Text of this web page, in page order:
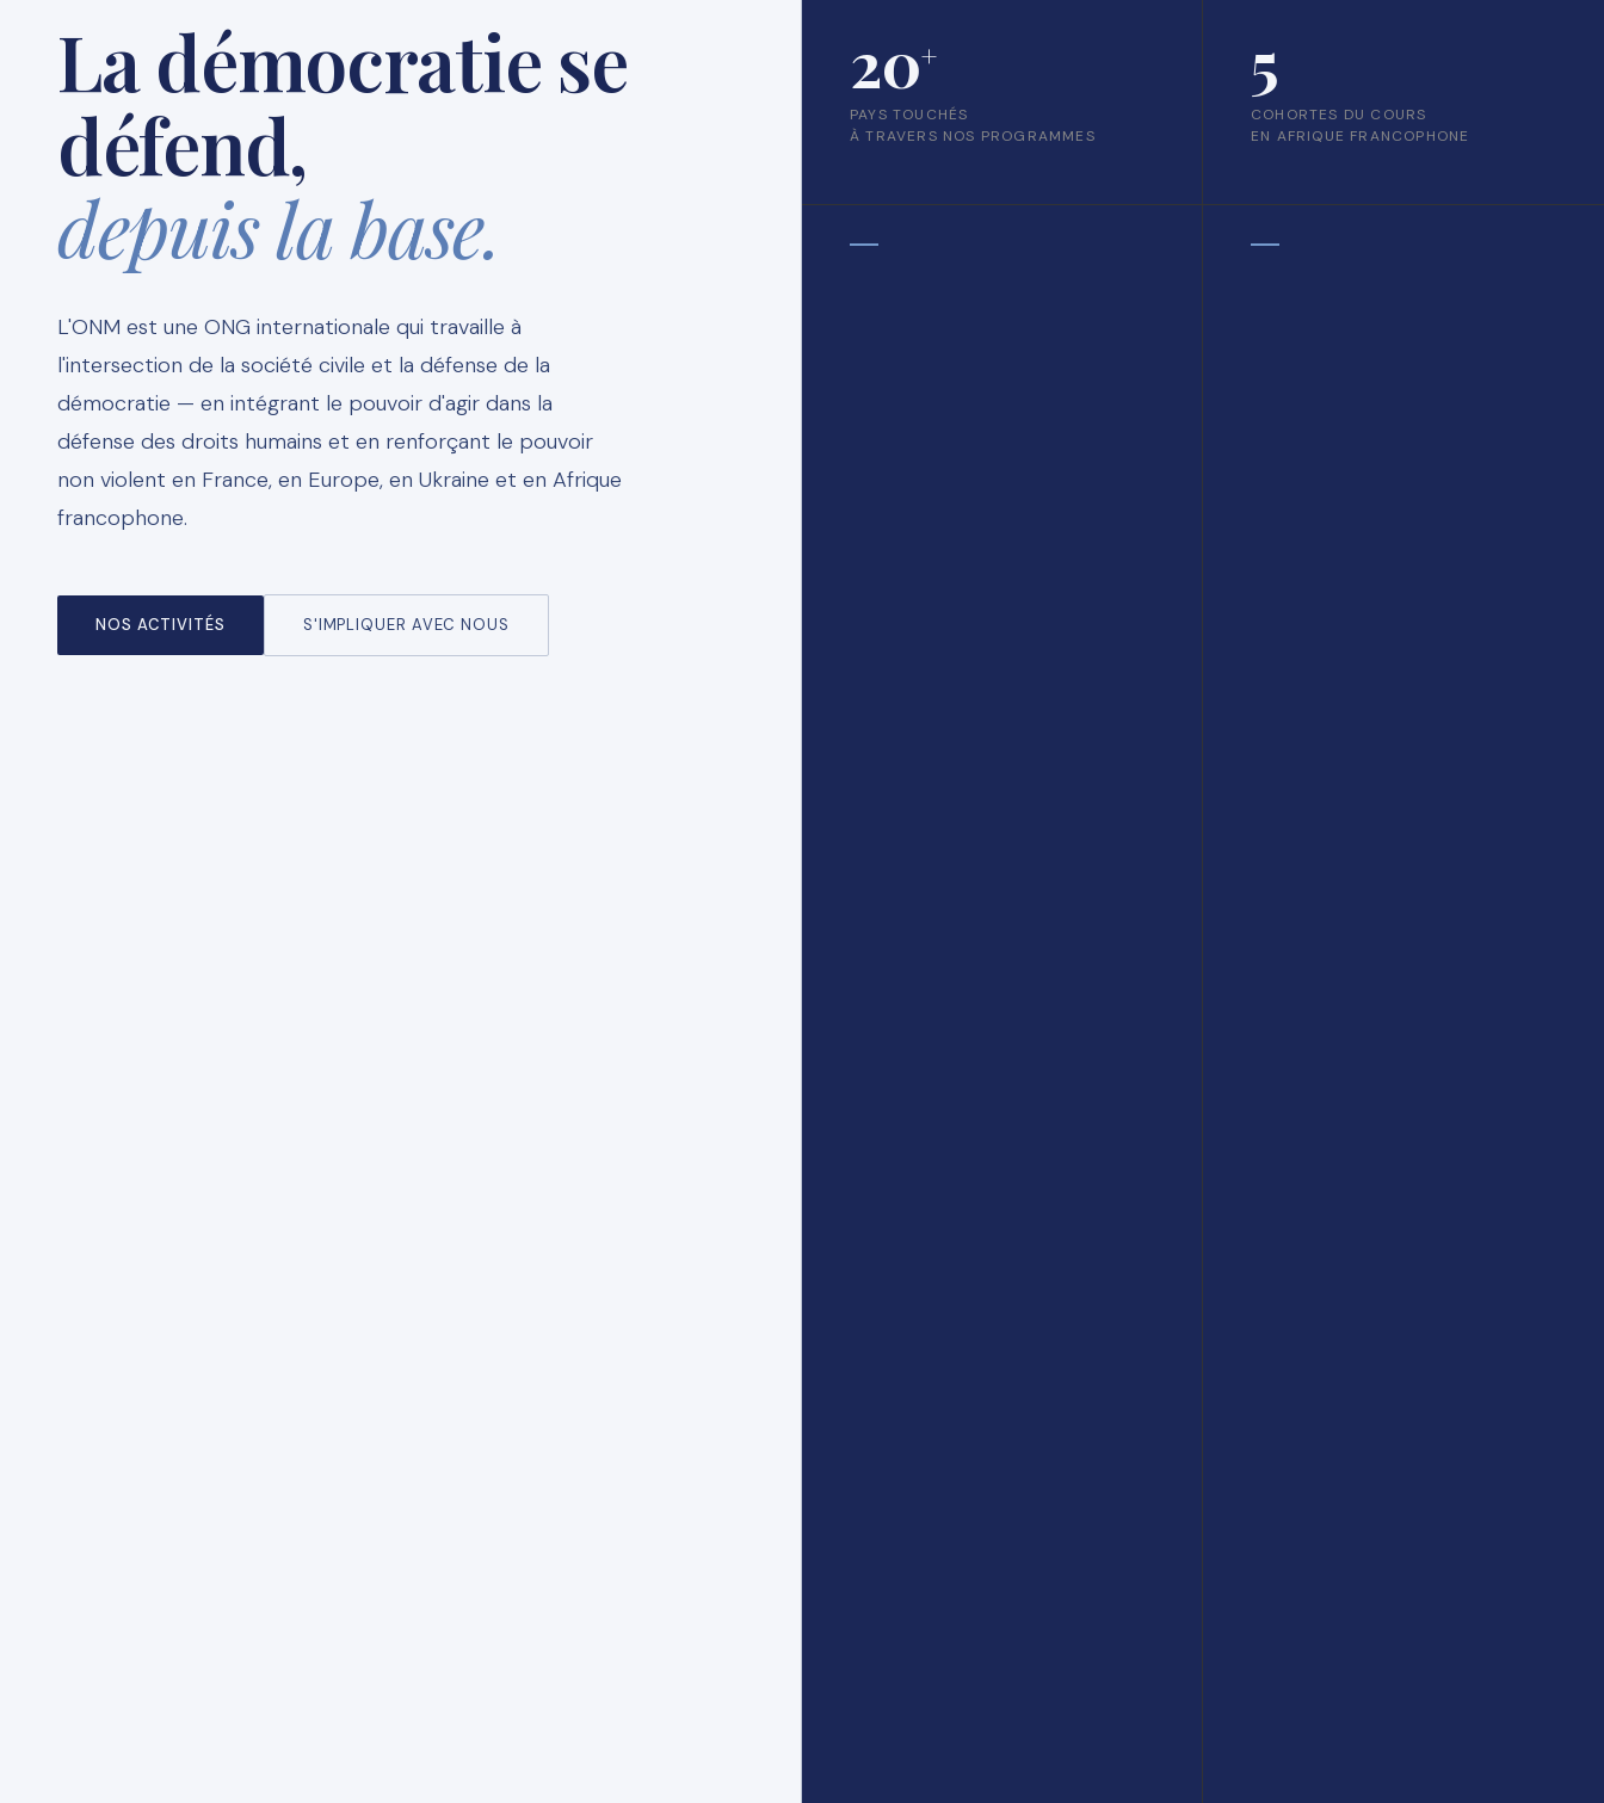
La démocratie se
défend,
depuis la base.
L'ONM est une ONG internationale qui travaille à
l'intersection de la société civile et la défense de la
démocratie — en intégrant le pouvoir d'agir dans la
défense des droits humains et en renforçant le pouvoir
non violent en France, en Europe, en Ukraine et en Afrique
francophone.
NOS ACTIVITÉS S'IMPLIQUER AVEC NOUS
20+
PAYS TOUCHÉS
À TRAVERS NOS PROGRAMMES
5
COHORTES DU COURS
EN AFRIQUE FRANCOPHONE